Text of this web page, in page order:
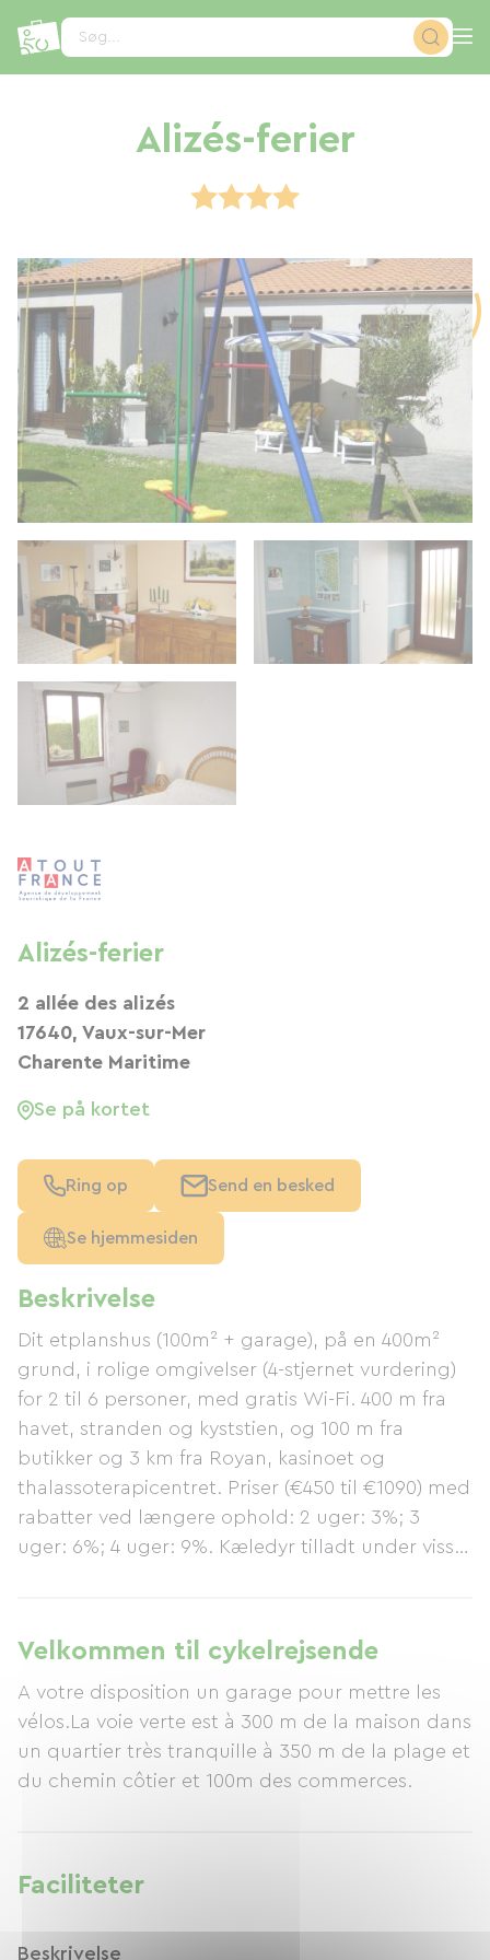
Søg...
Alizés-ferier
Beskrivelse
Dit etplanshus (100m² + garage), på en 400m²
grund, i rolige omgivelser (4-stjernet vurdering)
for 2 til 6 personer, med gratis Wi-Fi. 400 m fra
havet, stranden og kyststien, og 100 m fra
butikker og 3 km fra Royan, kasinoet og
thalassoterapicentret. Priser (€450 til €1090) med
rabatter ved længere ophold: 2 uger: 3%; 3
uger: 6%; 4 uger: 9%. Kæledyr tilladt under visse
internationale kanaler, stereoanlæg, DVD-
afspiller, fastnettelefon (reservation påkrævet).
Fuldt udstyret køkken med opvaskemaskine,
køleskab med fryser, ovn og mikrobølgeovn.
Soveværelse 1 og 2 med dobbeltsenge (140 cm),
soveværelse 3 med en queensize-seng (160 cm),
tørretumbler. Separat toilet med håndvask.
damecykler) + børnesæde. Lukket have omgivet
Velkommen til cykelrejsende
A votre disposition un garage pour mettre les
vélos.La voie verte est à 300 m de la maison dans
un quartier très tranquille à 350 m de la plage et
du chemin côtier et 100m des commerces.
Faciliteter
Beskrivelse
Alizés-ferier
2 allée des alizés
17640, Vaux-sur-Mer
Charente Maritime
Se på kortet
Ring op Send en besked
Se hjemmesiden
CCookie-styringspanel